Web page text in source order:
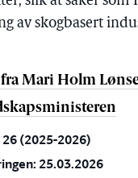
av skogbasert
Mari Holm
(2025-2026)
25.03.2026